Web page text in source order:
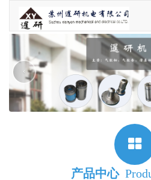
‹
产品中心